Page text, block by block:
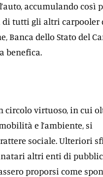
accumulando così
di tutti gli altri carpooler
Banca dello Stato del
benefica.
circolo virtuoso, in cui
e l’ambiente, si
sociale. Ulteriori
altri enti di
proporsi come